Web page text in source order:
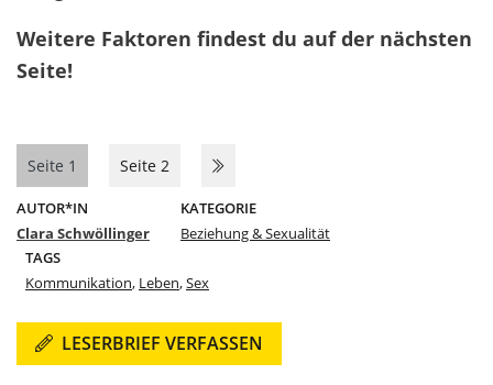
Weitere Faktoren findest du auf der nächsten
Seite!
Seite 1 Seite 2
AUTOR*IN
Clara Schwöllinger
KATEGORIE
Beziehung & Sexualität
TAGS
Kommunikation, Leben,Sex
LESERBRIEF VERFASSEN